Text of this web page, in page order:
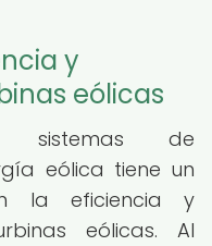
y
eólicas
sistemas de
eólica tiene un
la eficiencia y
eólicas. Al